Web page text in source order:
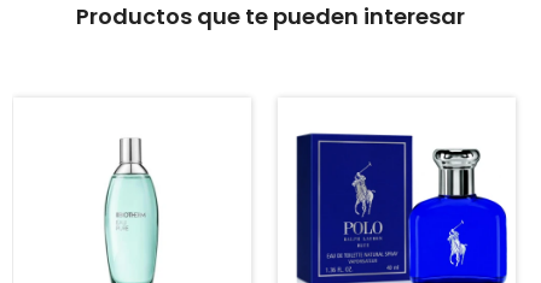
Productos que te pueden interesar